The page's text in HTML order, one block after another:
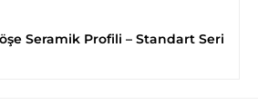
Seramik Profili – Standart Seri